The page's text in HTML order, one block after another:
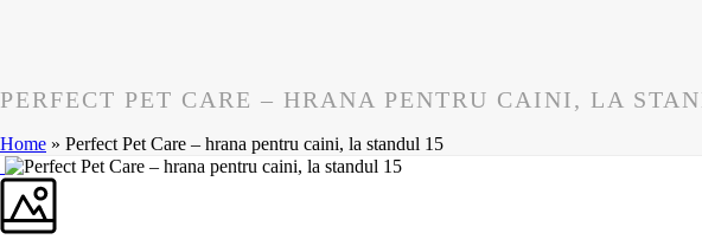
PERFECT PET CARE – HRANA PENTRU CAINI, LA
Home » Perfect Pet Care – hrana pentru caini, la standul 15